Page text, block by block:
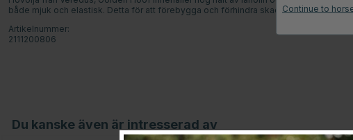
både mjuk och elastisk. Detta för att förebygga och förhindra skador på hoven.
Artikelnummer:
2111200806
Du kanske även är intresserad av
Continue to